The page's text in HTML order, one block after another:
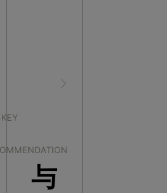
KEY
馆设计建设方案：展示内容和互动体验设计
文化展厅设计要点：展厅布局策展技巧和创新元
航天科技馆设计思路：如何设计促进公众的兴趣
科技馆的展示内容主要包含哪些几个方面？
息体验馆设计：打造身临其境的奇妙世界
与